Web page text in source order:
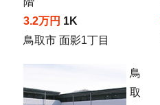
3.2万円 1K
鳥取市 面影1丁目
鳥
取